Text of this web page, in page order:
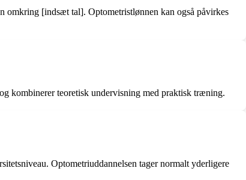
omkring [indsæt tal]. Optometristlønnen kan også påvirkes
kombinerer teoretisk undervisning med praktisk træning.
Optometriuddannelsen tager normalt yderligere